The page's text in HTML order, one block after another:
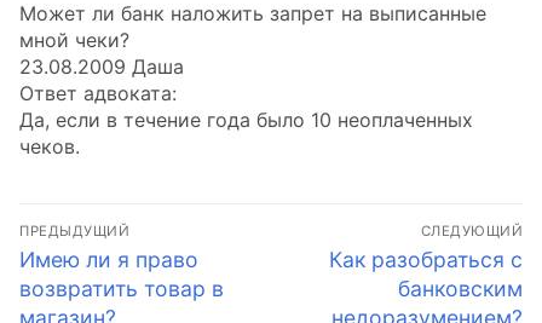
Может ли банк наложить запрет на выписанные
мной чеки?
23.08.2009 Даша
Ответ адвоката:
Да, если в течение года было 10 неоплаченных
чеков.
Навигация
по
записям
ПРЕДЫДУЩИЙ
Предыдущая
запись:
Имею ли я право
возвратить товар в
магазин?
СЛЕДУЮЩИЙ
Следующая
Как разобраться с
банковским
недоразумением?